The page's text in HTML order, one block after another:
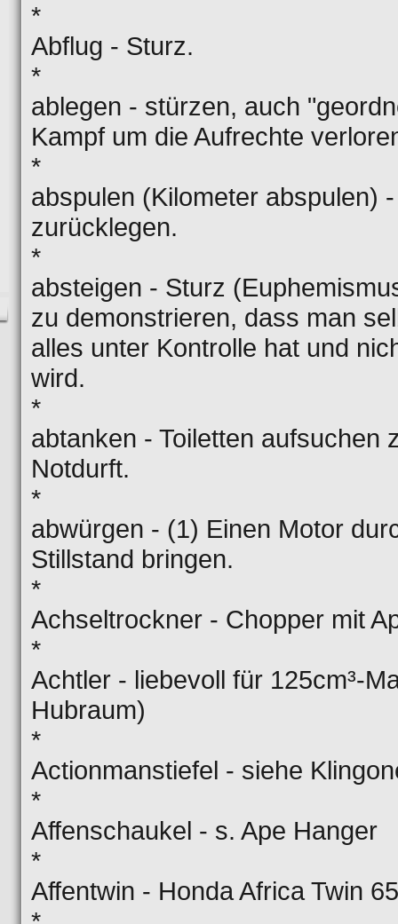
*
Abflug - Sturz.
*
ablegen - stürzen, auch
Kampf um die Aufrechte
*
abspulen (Kilometer abspulen)
zurücklegen.
*
absteigen - Sturz
zu demonstrieren, dass man
alles unter Kontrolle hat und
wird.
*
abtanken - Toiletten aufsuchen
Notdurft.
*
abwürgen - (1) Einen Motor
Stillstand bringen.
*
Achseltrockner - Chopper mit
*
Achtler - liebevoll für 125cm³-
Hubraum)
*
Actionmanstiefel - siehe
*
Affenschaukel - s. Ape Hanger
*
Affentwin - Honda Africa Twin